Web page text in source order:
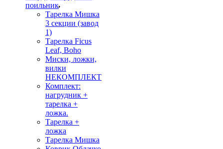
поильник
Тарелка Мишка
3 секции (завод
1)
Тарелка Ficus
Leaf, Boho
Миски, ложки,
вилки
НЕКОМПЛЕКТ
Комплект:
нагрудник +
тарелка +
ложка.
Тарелка +
ложка
Тарелка Мишка